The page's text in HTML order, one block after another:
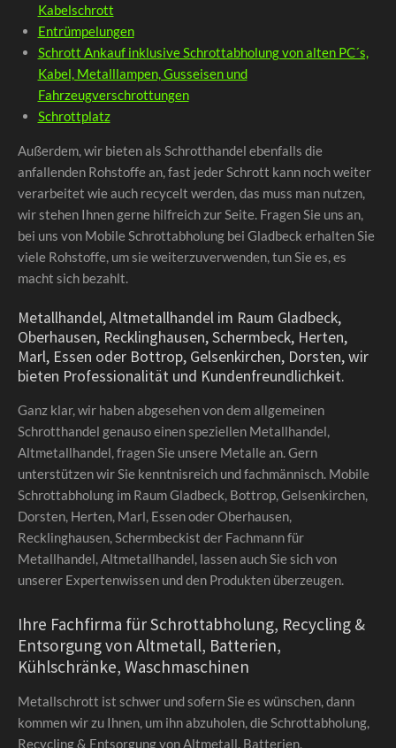
Kabelschrott
Entrümpelungen
Schrott Ankauf inklusive Schrottabholung von alten PC´s,
Kabel, Metalllampen, Gusseisen und
Fahrzeugverschrottungen
Schrottplatz
Außerdem, wir bieten als Schrotthandel ebenfalls die
anfallenden Rohstoffe an, fast jeder Schrott kann noch weiter
verarbeitet wie auch recycelt werden, das muss man nutzen,
wir stehen Ihnen gerne hilfreich zur Seite. Fragen Sie uns an,
bei uns von Mobile Schrottabholung bei Gladbeck erhalten Sie
viele Rohstoffe, um sie weiterzuverwenden, tun Sie es, es
macht sich bezahlt.
Metallhandel, Altmetallhandel im Raum Gladbeck,
Oberhausen, Recklinghausen, Schermbeck, Herten,
Marl, Essen oder Bottrop, Gelsenkirchen, Dorsten, wir
bieten Professionalität und Kundenfreundlichkeit.
Ganz klar, wir haben abgesehen von dem allgemeinen
Schrotthandel genauso einen speziellen Metallhandel,
Altmetallhandel, fragen Sie unsere Metalle an. Gern
unterstützen wir Sie kenntnisreich und fachmännisch. Mobile
Schrottabholung im Raum Gladbeck, Bottrop, Gelsenkirchen,
Dorsten, Herten, Marl, Essen oder Oberhausen,
Recklinghausen, Schermbeckist der Fachmann für
Metallhandel, Altmetallhandel, lassen auch Sie sich von
unserer Expertenwissen und den Produkten überzeugen.
Ihre Fachfirma für Schrottabholung, Recycling &
Entsorgung von Altmetall, Batterien,
Kühlschränke, Waschmaschinen
Metallschrott ist schwer und sofern Sie es wünschen, dann
kommen wir zu Ihnen, um ihn abzuholen, die Schrottabholung,
Recycling & Entsorgung von Altmetall, Batterien,